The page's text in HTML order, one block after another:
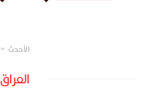
الأحدث
العراق